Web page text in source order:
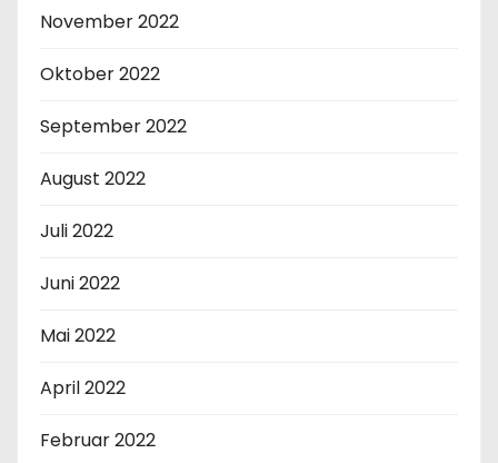
November 2022
Oktober 2022
September 2022
August 2022
Juli 2022
Juni 2022
Mai 2022
April 2022
Februar 2022